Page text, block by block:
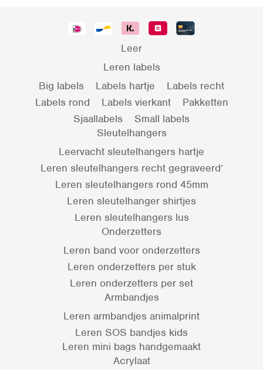
Leer
Leren labels
Big labels
Labels hartje
Labels recht
Labels rond
Labels vierkant
Pakketten
Sjaallabels
Small labels
Sleutelhangers
Leervacht sleutelhangers hartje
Leren sleutelhangers recht gegraveerd’
Leren sleutelhangers rond 45mm
Leren sleutelhanger shirtjes
Leren sleutelhangers lus
Onderzetters
Leren band voor onderzetters
Leren onderzetters per stuk
Leren onderzetters per set
Armbandjes
Leren armbandjes animalprint
Leren SOS bandjes kids
Leren mini bags handgemaakt
Acrylaat